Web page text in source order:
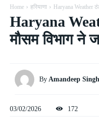
Home हरियाणा Haryana Weather
Haryana
मौसम विभाग ने
By Amandeep Singh
03/02/2026 172